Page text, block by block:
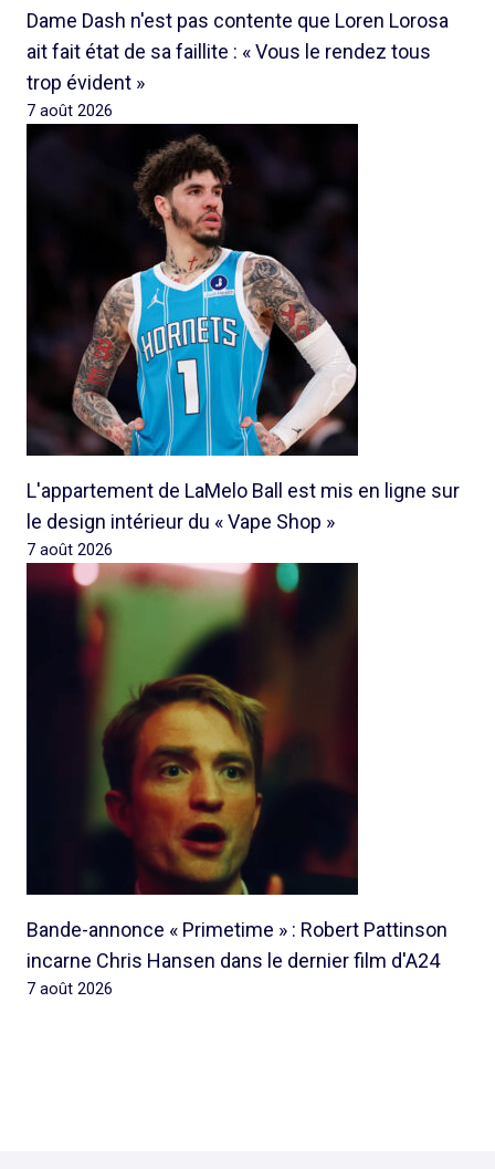
Dame Dash n'est pas contente que Loren Lorosa
ait fait état de sa faillite : « Vous le rendez tous
trop évident »
7 août 2026
L'appartement de LaMelo Ball est mis en ligne sur
le design intérieur du « Vape Shop »
7 août 2026
Bande-annonce « Primetime » : Robert Pattinson
incarne Chris Hansen dans le dernier film d'A24
7 août 2026